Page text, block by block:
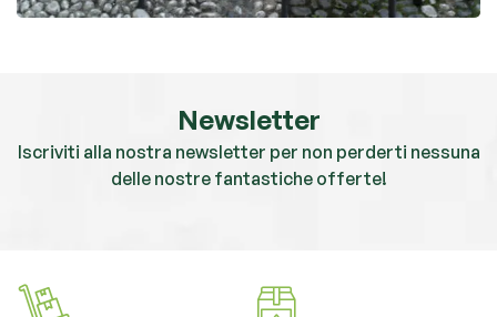
Newsletter
Iscriviti alla nostra newsletter per non perderti nessuna
delle nostre fantastiche offerte!